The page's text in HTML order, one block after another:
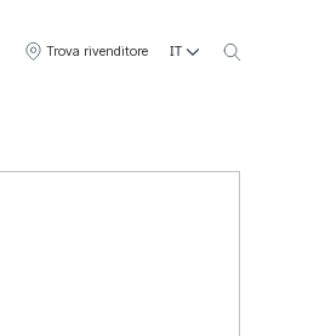
Trova rivenditore IT